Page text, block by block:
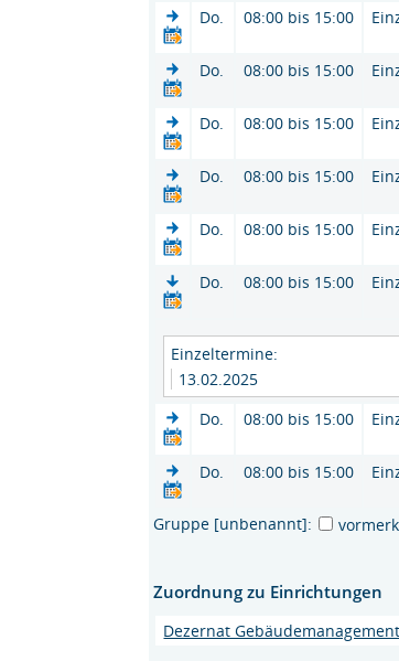
Do. 08:00 bis 15:00
Do. 08:00 bis 15:00
Do. 08:00 bis 15:00
Do. 08:00 bis 15:00
Do. 08:00 bis 15:00
Do. 08:00 bis 15:00
Einzeltermine:
13.02.2025
Do.
08:00 bis 15:00
Do. 08:00 bis 15:00
Gruppe [unbenannt]:
Zuordnung zu Einrichtungen
Dezernat Gebäudemanagement